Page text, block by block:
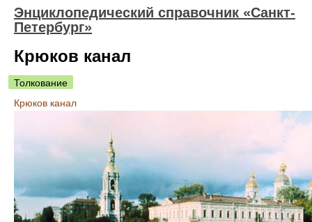
Энциклопедический справочник «Санкт-
Петербург»
Крюков канал
Толкование
Крюков канал